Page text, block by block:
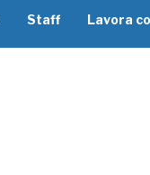
Staff Lavora